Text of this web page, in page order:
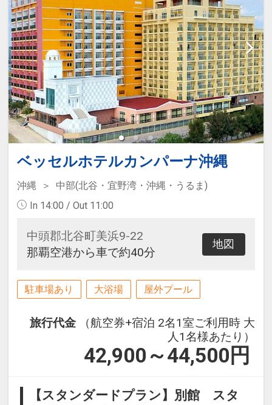
るまの旅をお楽しみください。
☆宿泊者特典☆
・駐車場無料
・大浴場無料（営業時間 7:00-
12:00/14:30-23:00）
・サウナ無料（営業時間 7:00-
12:00/14:30-23:00）
・スポーツジム無料 ※17歳以上
2連泊以上されますと期間中1回夕食
サービス♪（チェックインの際にご
利用日をお伝えください。）
ベッセルホテルカンパーナ沖縄
沖縄
中部(北谷・宜野湾・沖縄・うるま)
In 14:00 / Out 11:00
中頭郡北谷町美浜9-22
那覇空港から車で約40分
地図
駐車場あり 大浴場 屋外プール
旅行代金
（航空券+宿泊 2名1室ご利用時 大
人1名様あたり）
42,900～44,500 円
【スタンダードプラン】別館 スタ